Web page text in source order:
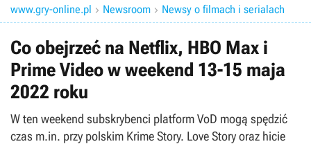
www.gry-online.pl  Newsroom  Newsy o filmach i serialach
Co obejrzeć na Netflix, HBO Max i
Prime Video w weekend 13-15 maja
2022 roku
W ten weekend subskrybenci platform VoD mogą spędzić
czas m.in. przy polskim Krime Story. Love Story oraz hicie